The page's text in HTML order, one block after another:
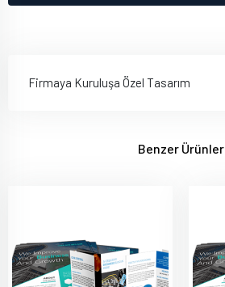
Firmaya Kuruluşa Özel Tasarım
Benzer Ürünler